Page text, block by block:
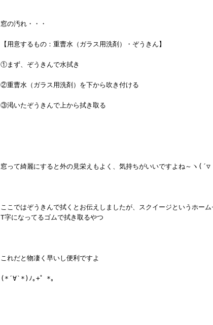
窓の汚れ・・・
【用意するもの：重曹水（ガラス用洗剤）・ぞうきん】
①まず、ぞうきんで水拭き
②重曹水（ガラス用洗剤）を下から吹き付ける
③渇いたぞうきんで上から拭き取る
窓って綺麗にすると外の見栄えもよく、気持ちがいいですよね～ヽ
ここではぞうきんで拭くとお伝えしましたが、スクイージというホー
T字になってるゴムで拭き取るやつ
これだと物凄く早いし便利ですよ
(*´∀`*)ﾉ｡+゜*｡